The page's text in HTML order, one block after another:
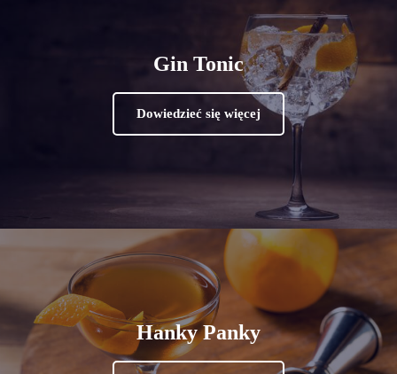
Gin Tonic
Dowiedzieć się więcej
Hanky Panky